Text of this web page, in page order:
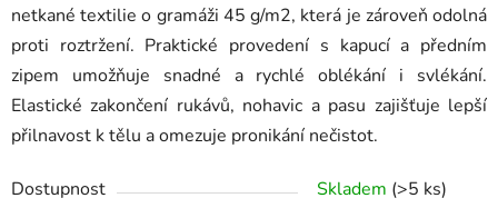
netkané textilie o gramáži 45 g/m2, která je zároveň odolná
proti roztržení. Praktické provedení s kapucí a předním
zipem umožňuje snadné a rychlé oblékání i svlékání.
Elastické zakončení rukávů, nohavic a pasu zajišťuje lepší
přilnavost k tělu a omezuje pronikání nečistot.
Dostupnost Skladem (>5 ks)